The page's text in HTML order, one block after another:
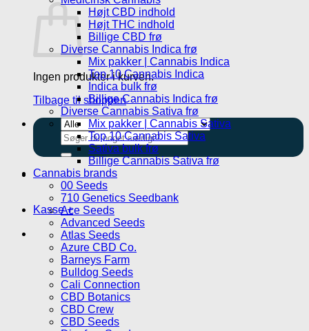
Ingen produkter i kurven.
Tilbage til shoppen
Søg
efter:
Kasse +
Højt CBD indhold
Højt THC indhold
Billige CBD frø
Diverse Cannabis Indica frø
Mix pakker | Cannabis Indica
Top 10 Cannabis Indica
Indica bulk frø
Billige Cannabis Indica frø
Diverse Cannabis Sativa frø
Mix pakker | Cannabis Sativa
Top 10 Cannabis Sativa
Sativa bulk frø
Billige Cannabis Sativa frø
Cannabis brands
00 Seeds
710 Genetics Seedbank
Ace Seeds
Advanced Seeds
Atlas Seeds
Azure CBD Co.
Barneys Farm
Bulldog Seeds
Cali Connection
CBD Botanics
CBD Crew
CBD Seeds